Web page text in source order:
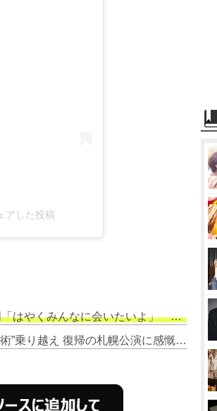
アした投稿
んなに会いたいよ」 体調は順調に回復
2. アンジェラ・アキ、1ヶ月前の“緊急搬送→緊急手術”乗り越え 復帰の札幌公演に感慨「今夜は色んな瞬間に涙が…」